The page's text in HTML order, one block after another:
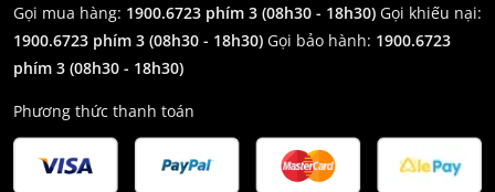
Gọi mua hàng: 1900.6723 phím 3 (08h30 - 18h30) Gọi khiếu nại:
1900.6723 phím 3 (08h30 - 18h30) Gọi bảo hành: 1900.6723
phím 3 (08h30 - 18h30)
Phương thức thanh toán